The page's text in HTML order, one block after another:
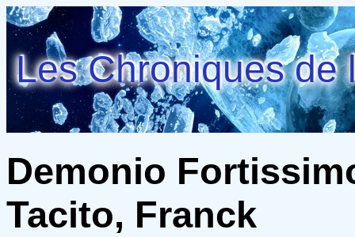
Les Chroniques de
Demonio
Tacito, Franck